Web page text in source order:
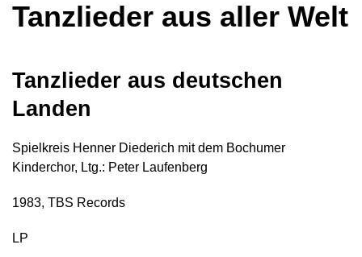
Tanzlieder aus aller Welt
Tanzlieder aus deutschen
Landen
Spielkreis Henner Diederich mit dem Bochumer
Kinderchor, Ltg.: Peter Laufenberg
1983, TBS Records
LP